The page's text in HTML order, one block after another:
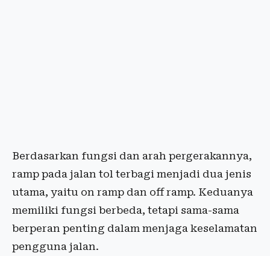
Berdasarkan fungsi dan arah pergerakannya,
ramp pada jalan tol terbagi menjadi dua jenis
utama, yaitu on ramp dan off ramp. Keduanya
memiliki fungsi berbeda, tetapi sama-sama
berperan penting dalam menjaga keselamatan
pengguna jalan.